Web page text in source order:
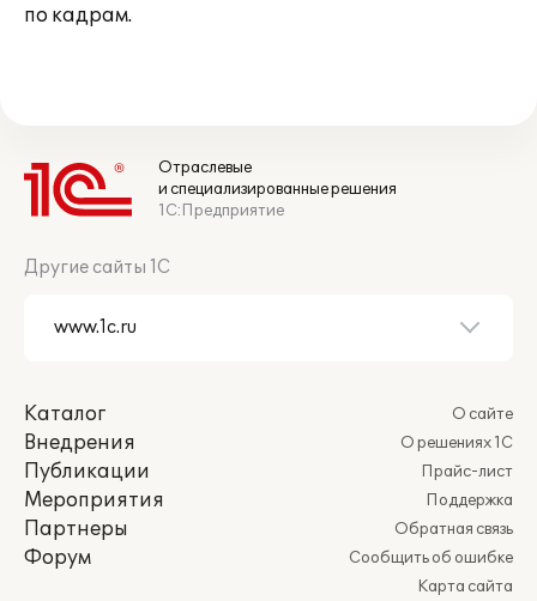
по кадрам.
Отраслевые
и специализированные решения
1С:Предприятие
Другие сайты 1С
Каталог
Внедрения
Публикации
Мероприятия
Партнеры
Форум
О сайте
О решениях 1С
Прайс-лист
Поддержка
Обратная связь
Сообщить об ошибке
Карта сайта